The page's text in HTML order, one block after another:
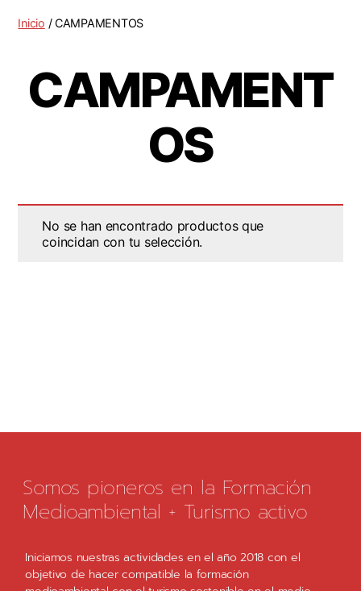
Inicio / CAMPAMENTOS
CAMPAMENT
OS
No se han encontrado productos que
coincidan con tu selección.
Somos pioneros en la Formación
Medioambiental + Turismo activo
Iniciamos nuestras actividades en el año 2018 con el
objetivo de hacer compatible la formación